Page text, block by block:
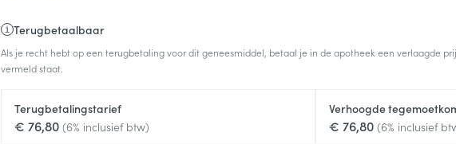
Terugbetaalbaar
Als je recht hebt op een terugbetaling voor dit geneesmiddel, betaal je in de apotheek een verlaagde
vermeld staat.
Terugbetalingstarief
€ 76,80 (6% inclusief btw)
Verhoogde
€ 76,80 (6% inclusief